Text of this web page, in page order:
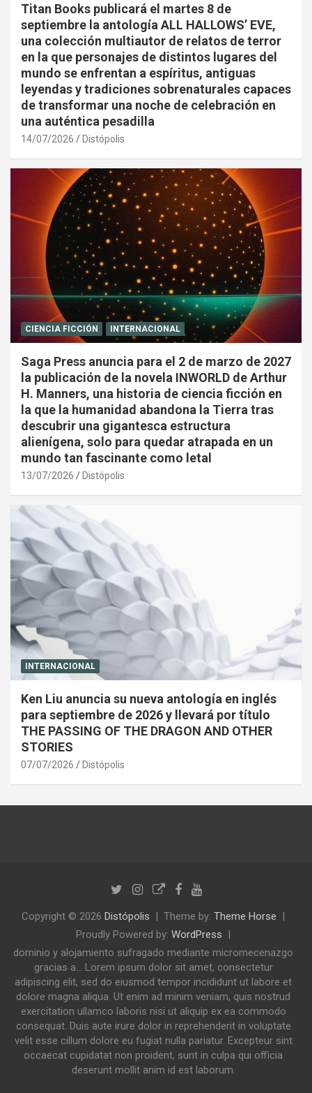
Titan Books publicará el martes 8 de
septiembre la antología ALL HALLOWS’ EVE,
una colección multiautor de relatos de terror
en la que personajes de distintos lugares del
mundo se enfrentan a espíritus, antiguas
leyendas y tradiciones sobrenaturales capaces
de transformar una noche de celebración en
una auténtica pesadilla
14/07/2026 Distópolis
CIENCIA FICCIÓN INTERNACIONAL
Saga Press anuncia para el 2 de marzo de 2027
la publicación de la novela INWORLD de Arthur
H. Manners, una historia de ciencia ficción en
la que la humanidad abandona la Tierra tras
descubrir una gigantesca estructura
alienígena, solo para quedar atrapada en un
mundo tan fascinante como letal
13/07/2026 Distópolis
INTERNACIONAL
Ken Liu anuncia su nueva antología en inglés
para septiembre de 2026 y llevará por título
THE PASSING OF THE DRAGON AND OTHER
STORIES
07/07/2026 Distópolis
Copyright © 2026 Distópolis Theme by: Theme Horse
Proudly Powered by: WordPress
dominio y alojamiento sufragado mediante micromecenazgo
gracias a... Lorem ipsum dolor sit amet, consectetur
adipiscing elit, sed do eiusmod tempor incididunt ut labore et
dolore magna aliqua. Ut enim ad minim veniam, quis nostrud
exercitation ullamco laboris nisi ut aliquip ex ea commodo
consequat. Duis aute irure dolor in reprehenderit in voluptate
velit esse cillum dolore eu fugiat nulla pariatur. Excepteur sint
occaecat cupidatat non proident, sunt in culpa qui officia
deserunt mollit anim id est laborum.